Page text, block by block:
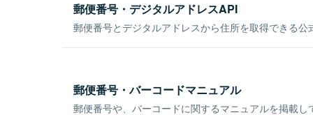
郵便番号・デジタルアドレスAPI
郵便番号とデジタルアドレスから住所を取得できる公
郵便番号・バーコードマニュアル
郵便番号や、バーコードに関するマニュアルを掲載し